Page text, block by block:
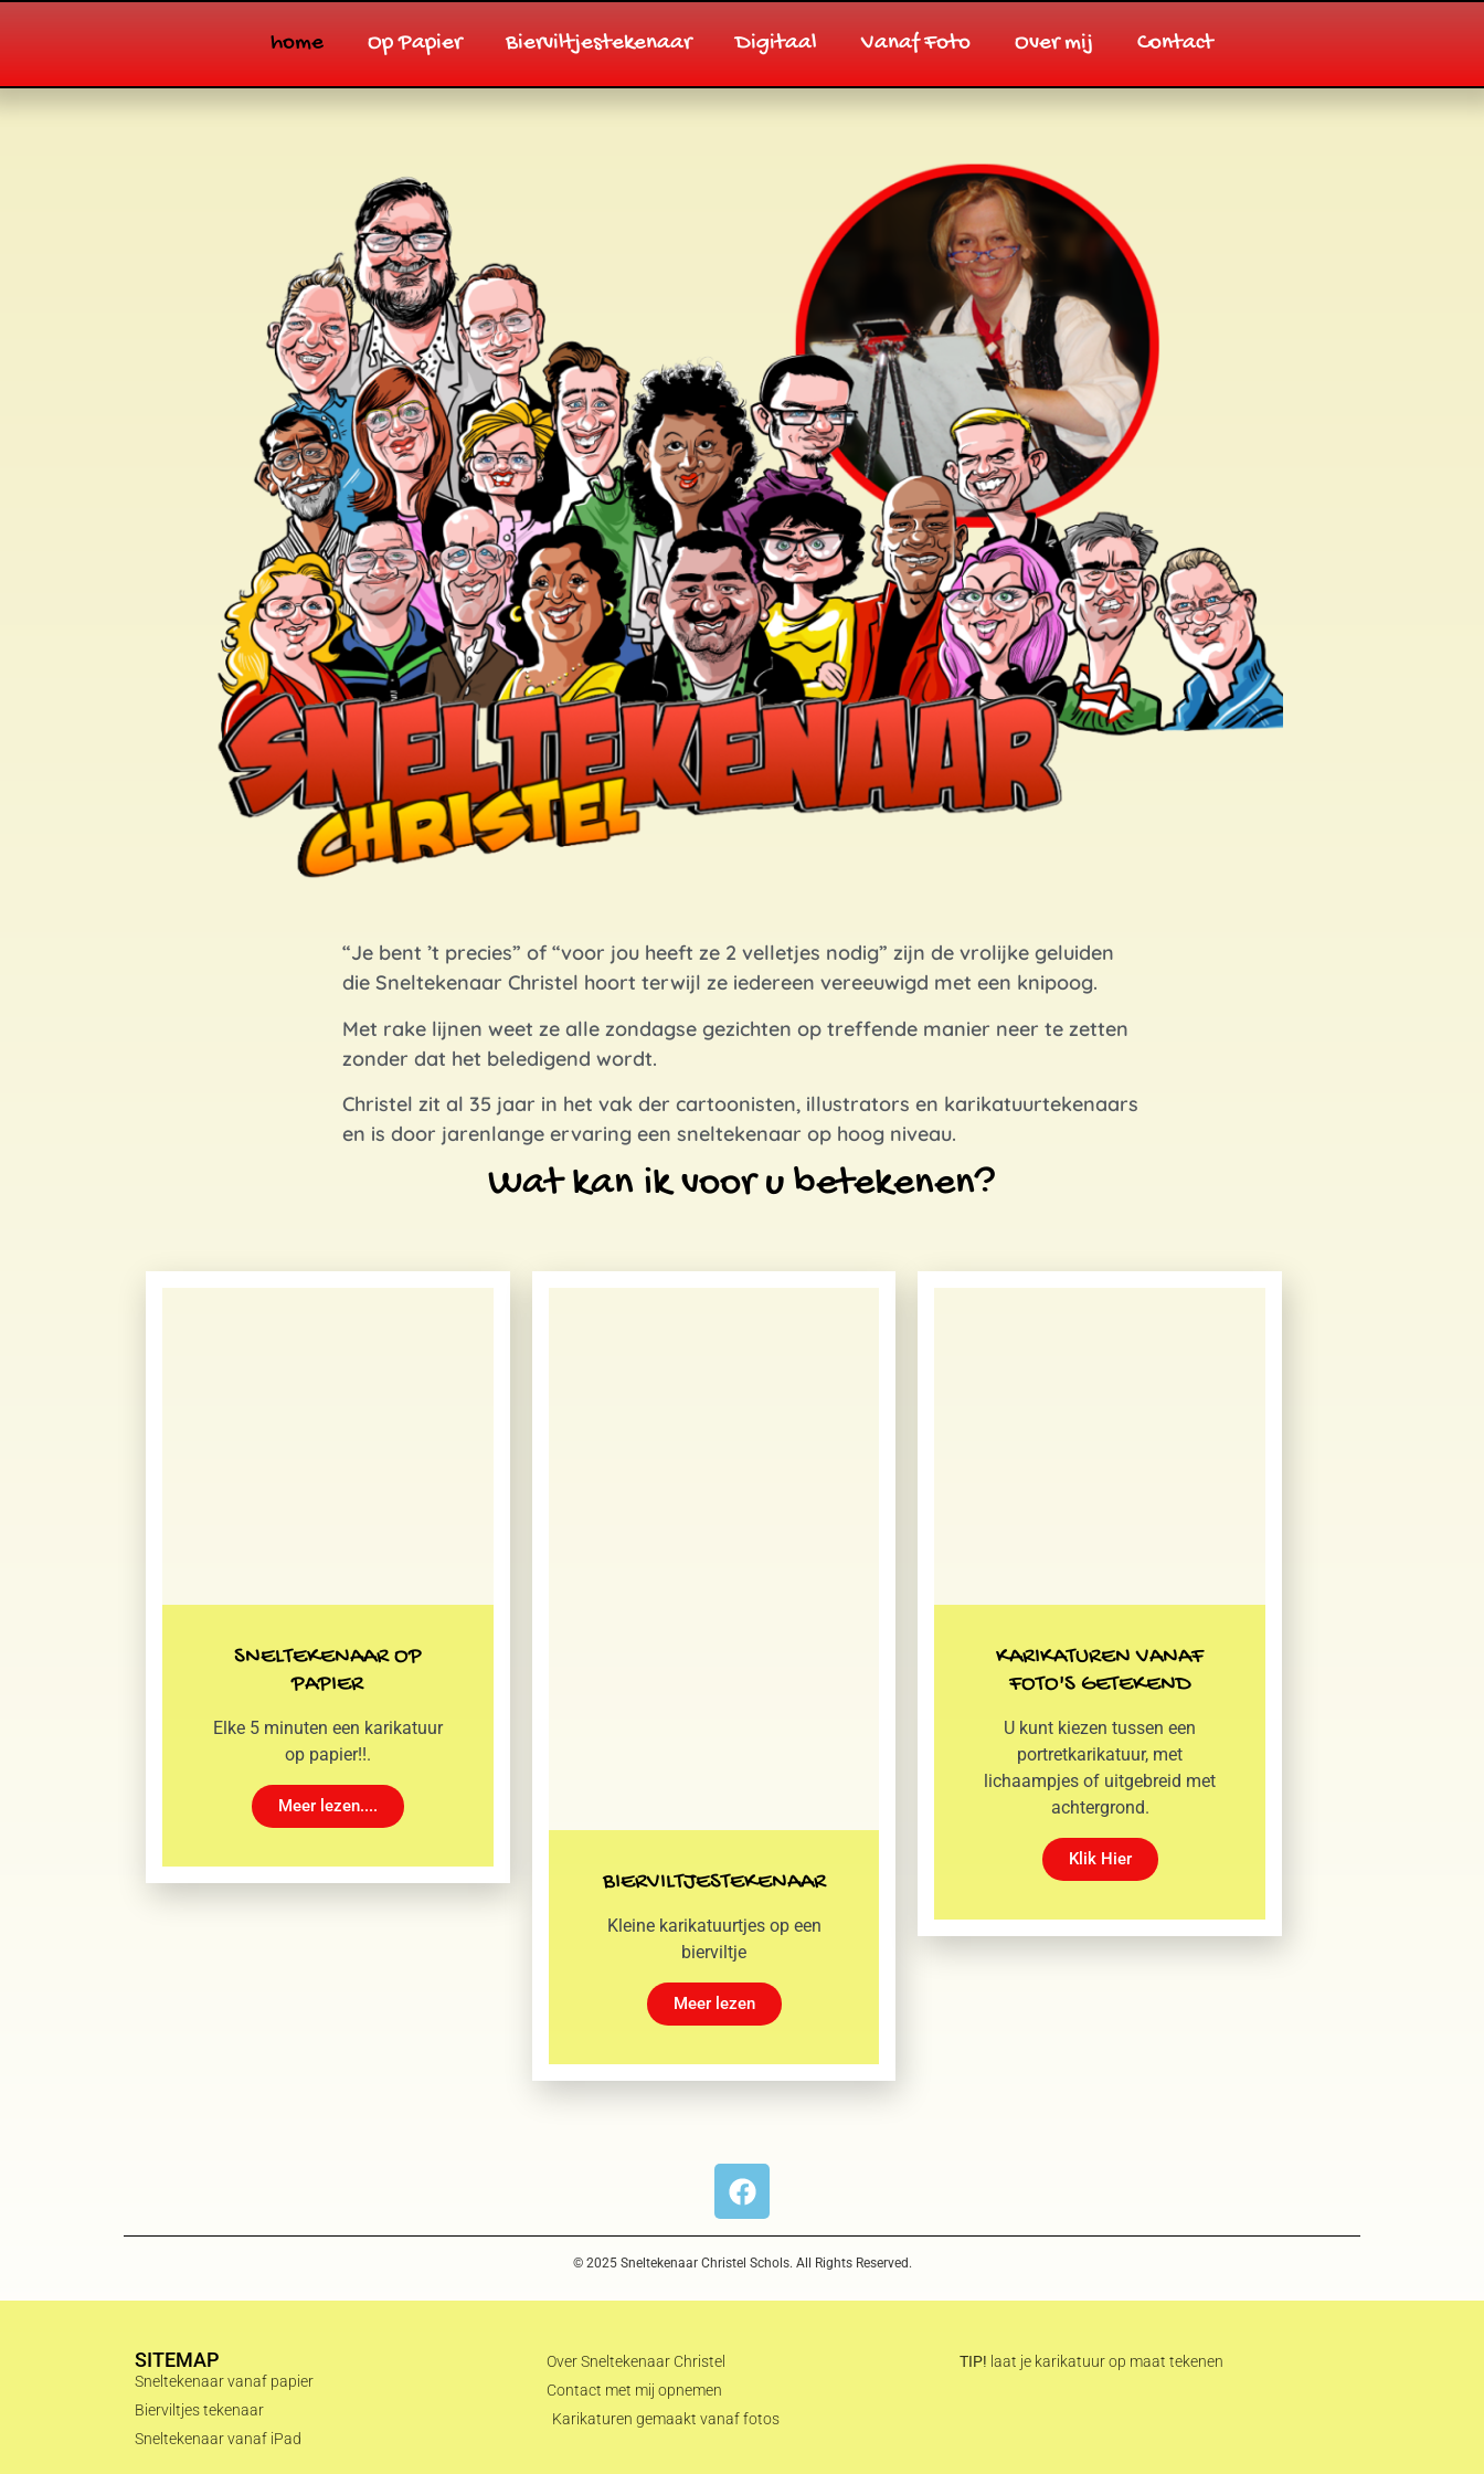
home Op Papier Bierviltjestekenaar Digitaal Vanaf Foto Over mij Contact
“Je bent ’t precies” of “voor jou heeft ze 2 velletjes nodig” zijn de vrolijke geluiden
die Sneltekenaar Christel hoort terwijl ze iedereen vereeuwigd met een knipoog.
Met rake lijnen weet ze alle zondagse gezichten op treffende manier neer te zetten
zonder dat het beledigend wordt.
Christel zit al 35 jaar in het vak der cartoonisten, illustrators en karikatuurtekenaars
en is door jarenlange ervaring een sneltekenaar op hoog niveau.
Wat kan ik voor u betekenen?
SNELTEKENAAR OP
PAPIER
Elke 5 minuten een karikatuur
op papier!!.
Meer lezen....
BIERVILTJESTEKENAAR
Kleine karikatuurtjes op een
bierviltje
Meer lezen
KARIKATUREN VANAF
FOTO'S GETEKEND
U kunt kiezen tussen een
portretkarikatuur, met
lichaampjes of uitgebreid met
achtergrond.
Klik Hier
© 2025 Sneltekenaar Christel Schols. All Rights Reserved.
SITEMAP
Sneltekenaar vanaf papier
Bierviltjes tekenaar
Sneltekenaar vanaf iPad
Over Sneltekenaar Christel
Contact met mij opnemen
Karikaturen gemaakt vanaf fotos
TIP! laat je karikatuur op maat tekenen